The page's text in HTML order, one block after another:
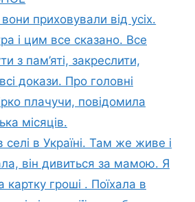
приховували від усіх.
і цим все сказано. Все
з пам’яті, закреслити,
докази. Про головні
плачучи, повідомила
місяців.
в Україні. Там же живе і
він дивиться за мамою. Я
гроші . Поїхала в